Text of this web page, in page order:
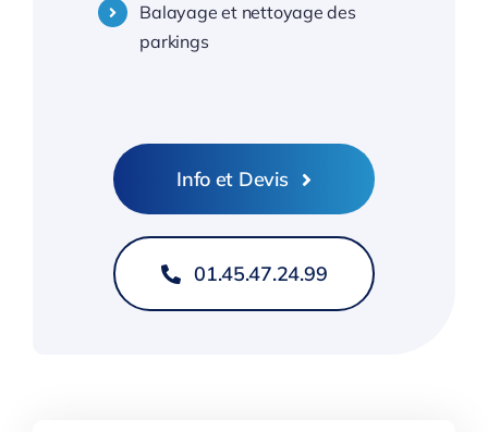
Balayage et nettoyage des
parkings
Info et Devis
01.45.47.24.99